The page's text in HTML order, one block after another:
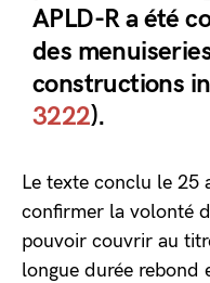
APLD-R a été
des
constructions
3222).
Le texte conclu le 25
confirmer la volonté
pouvoir couvrir au
longue durée rebond